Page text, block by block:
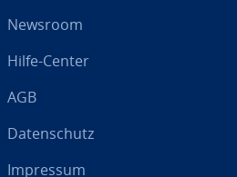
Newsroom
Hilfe-Center
AGB
Da­ten­schutz
Impressum